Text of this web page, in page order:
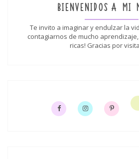
BIENVENIDOS A MI
Te invito a imaginar y endulzar la
contagiarnos de mucho
ricas! Gracias por